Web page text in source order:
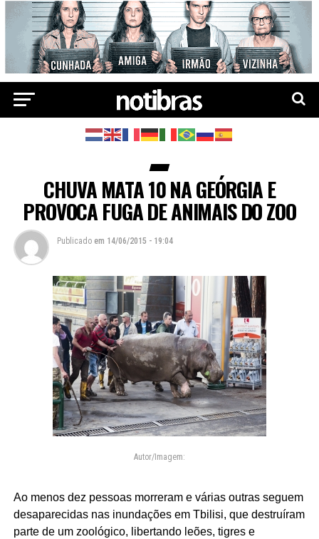
CHUVA MATA 10 NA GEÓRGIA E
PROVOCA FUGA DE ANIMAIS DO ZOO
Publicado em 14/06/2015 - 19:04
Autor/Imagem:
Ao menos dez pessoas morreram e várias outras seguem
desaparecidas nas inundações em Tbilisi, que destruíram
parte de um zoológico, libertando leões, tigres e